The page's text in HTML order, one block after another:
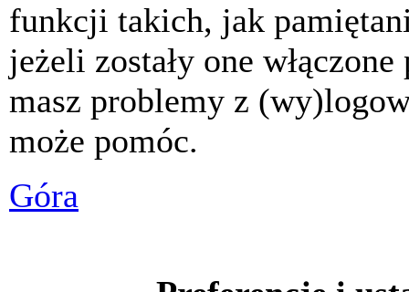
funkcji takich, jak
jeżeli zostały one
masz problemy z
może pomóc.
Góra